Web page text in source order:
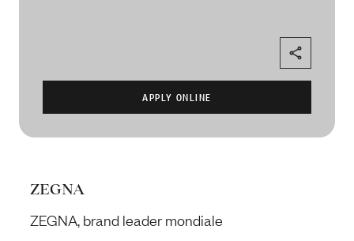
ZEGNA
ZEGNA, brand leader mondiale